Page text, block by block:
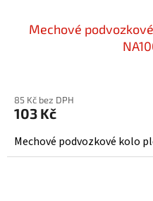
Mechové
85 Kč bez DPH
103 Kč
Mechové podvozkové kolo